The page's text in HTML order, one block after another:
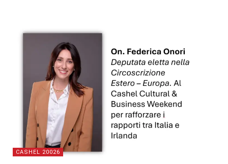
CASHEL 20026